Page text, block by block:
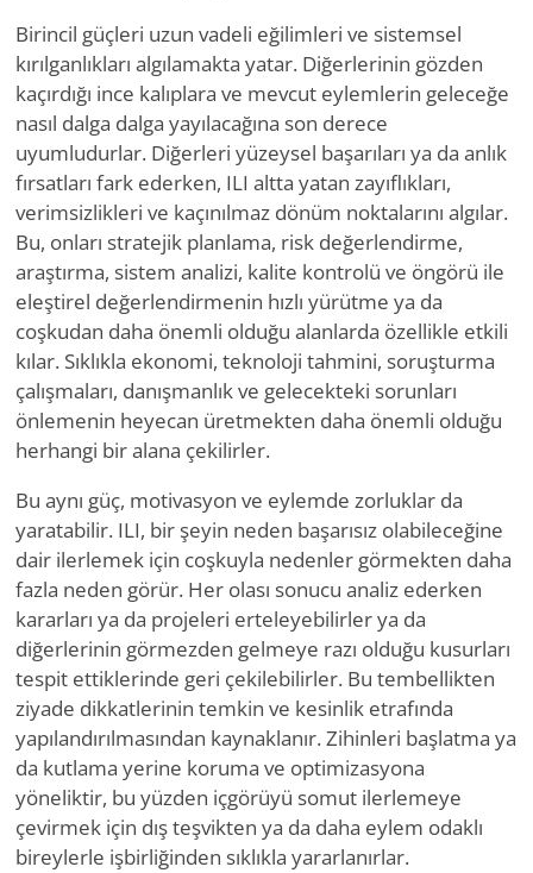
Birincil güçleri uzun vadeli eğilimleri ve sistemsel
kırılganlıkları algılamakta yatar. Diğerlerinin gözden
kaçırdığı ince kalıplara ve mevcut eylemlerin geleceğe
nasıl dalga dalga yayılacağına son derece
uyumludurlar. Diğerleri yüzeysel başarıları ya da anlık
fırsatları fark ederken, ILI altta yatan zayıflıkları,
verimsizlikleri ve kaçınılmaz dönüm noktalarını algılar.
Bu, onları stratejik planlama, risk değerlendirme,
araştırma, sistem analizi, kalite kontrolü ve öngörü ile
eleştirel değerlendirmenin hızlı yürütme ya da
coşkudan daha önemli olduğu alanlarda özellikle etkili
kılar. Sıklıkla ekonomi, teknoloji tahmini, soruşturma
çalışmaları, danışmanlık ve gelecekteki sorunları
önlemenin heyecan üretmekten daha önemli olduğu
herhangi bir alana çekilirler.
Bu aynı güç, motivasyon ve eylemde zorluklar da
yaratabilir. ILI, bir şeyin neden başarısız olabileceğine
dair ilerlemek için coşkuyla nedenler görmekten daha
fazla neden görür. Her olası sonucu analiz ederken
kararları ya da projeleri erteleyebilirler ya da
diğerlerinin görmezden gelmeye razı olduğu kusurları
tespit ettiklerinde geri çekilebilirler. Bu tembellikten
ziyade dikkatlerinin temkin ve kesinlik etrafında
yapılandırılmasından kaynaklanır. Zihinleri başlatma ya
da kutlama yerine koruma ve optimizasyona
yöneliktir, bu yüzden içgörüyü somut ilerlemeye
çevirmek için dış teşvikten ya da daha eylem odaklı
bireylerle işbirliğinden sıklıkla yararlanırlar.